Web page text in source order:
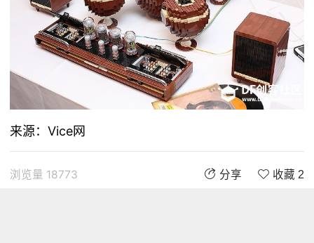
来源：Vice网
浏览量 18773 分享 收藏 2